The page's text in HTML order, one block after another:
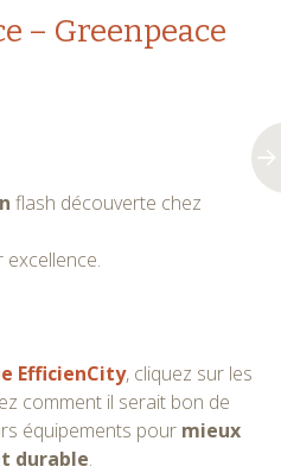
– Greenpeace
flash découverte chez
excellence.
EfficienCity, cliquez sur les
comment il serait bon de
équipements pour mieux
durable.